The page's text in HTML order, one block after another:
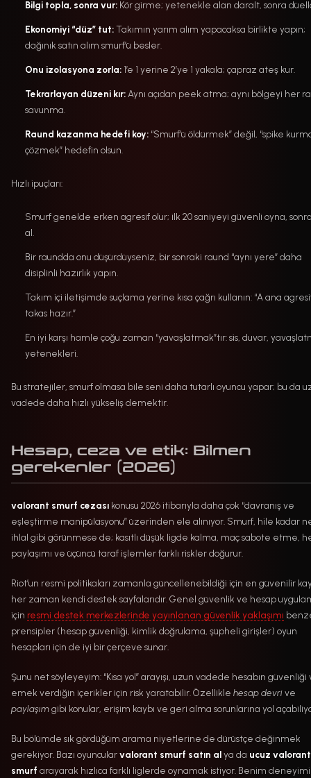
Bilgi topla, sonra vur: Kör girme; yetenekle alan daralt, sonra
Ekonomiyi “düz” tut:Takımın yarım alım yapacaksa birlikte yapın;
dağınık satın alım smurf’ü besler.
Onu izolasyona zorla: 1’e 1 yerine 2’ye 1 yakala; çapraz ateş kur.
Tekrarlayan düzeni kır: Aynı açıdan peek atma; aynı bölgeyi her
savunma.
Raund kazanma hedefi koy: “Smurf’ü öldürmek” değil, “spike
çözmek” hedefin olsun.
Hızlı ipuçları:
Smurf genelde erken agresif olur; ilk 20 saniyeyi güvenli oyna,
al.
Bir raundda onu düşürdüyseniz, bir sonraki raund “aynı yere” daha
disiplinli hazırlık yapın.
Takım içi iletişimde suçlama yerine kısa çağrı kullanın: “A ana
takas hazır.”
En iyi karşı hamle çoğu zaman “yavaşlatmak”tır: sis, duvar,
yetenekleri.
Bu stratejiler, smurf olmasa bile seni daha tutarlı oyuncu yapar; bu da
vadede daha hızlı yükseliş demektir.
Hesap, ceza ve etik: Bilmen
gerekenler (2026)
valorant smurf cezası konusu 2026 itibarıyla daha çok “davranış ve
eşleştirme manipülasyonu” üzerinden ele alınıyor. Smurf, hile kadar
ihlal gibi görünmese de; kasıtlı düşük ligde kalma, maç sabote etme,
paylaşımı ve üçüncü taraf işlemler farklı riskler doğurur.
Riot’un resmi politikaları zamanla güncellenebildiği için en güvenilir
her zaman kendi destek sayfalarıdır. Genel güvenlik ve hesap
için resmi destek merkezlerinde yayınlanan güvenlik yaklaşımı
prensipler (hesap güvenliği, kimlik doğrulama, şüpheli girişler) oyun
hesapları için de iyi bir çerçeve sunar.
Şunu net söyleyeyim: “Kısa yol” arayışı, uzun vadede hesabın güvenliği
emek verdiğin içerikler için risk yaratabilir. Özellikle hesap devrive
paylaşımgibi konular, erişim kaybı ve geri alma sorunlarına yol
Bu bölümde sık gördüğüm arama niyetlerine de dürüstçe değinmek
gerekiyor. Bazı oyuncularvalorant smurf satın alya da ucuz valorant
smurf arayarak hızlıca farklı liglerde oynamak istiyor. Benim